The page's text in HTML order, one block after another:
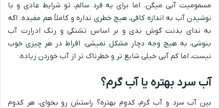
مسمومیت آبی میگن. اما برای یه فرد سالم، تو شرایط عادی و با
نوشیدن آب به اندازه کافی، هیچ خطری نداره و کاملاً هم مفیده. اگه
به ندای بدنت گوش بدی و بر اساس تشنگی و رنگ ادرارت آب
بنوشی، به هیچ وجه دچار مشکل نمیشی. افراط در هر چیزی خوب
نیست، اما کم آبی خیلی شایع تر و خطرناک تر از آب خوردن زیاده.
آب سرد بهتره یا آب گرم؟
بین آب سرد و آب گرم، کدوم بهتره؟ راستش رو بخوای، هر کدوم